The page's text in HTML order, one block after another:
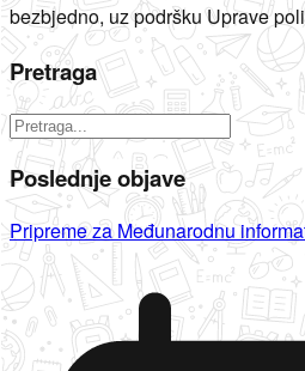
bezbjedno, uz podršku Uprave
Pretraga
Poslednje objave
Pripreme za Međunarodnu